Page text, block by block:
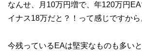
なんせ、月10万円増で、年120万円
イナス18万だと？！って感じですから
今残っているEAは堅実なものも多い